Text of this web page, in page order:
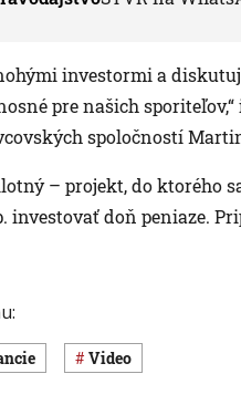
investormi a
pre našich
spoločností
– projekt, do ktorého
investovať doň peniaze.
Video